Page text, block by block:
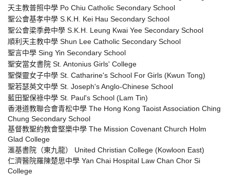
天主教普照中學 Po Chiu Catholic Secondary School
聖公會基孝中學 S.K.H. Kei Hau Secondary School
聖公會梁季彜中學 S.K.H. Leung Kwai Yee Secondary School
順利天主教中學 Shun Lee Catholic Secondary School
聖言中學 Sing Yin Secondary School
聖安當女書院 St. Antonius Girls' College
聖傑靈女子中學 St. Catharine's School For Girls (Kwun Tong)
聖若瑟英文中學 St. Joseph's Anglo-Chinese School
藍田聖保祿中學 St. Paul's School (Lam Tin)
香港道教聯合會青松中學 The Hong Kong Taoist Association Ching
Chung Secondary School
基督教聖約教會堅樂中學 The Mission Covenant Church Holm
Glad College
滙基書院（東九龍） United Christian College (Kowloon East)
仁濟醫院羅陳楚思中學 Yan Chai Hospital Law Chan Chor Si
College